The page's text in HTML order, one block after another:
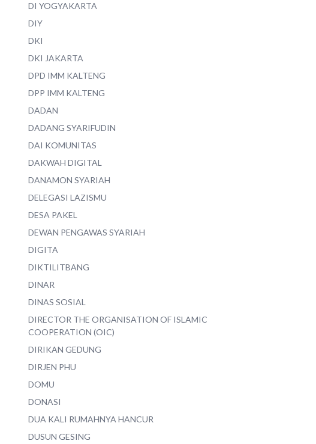
DI YOGYAKARTA
DIY
DKI
DKI JAKARTA
DPD IMM KALTENG
DPP IMM KALTENG
DADAN
DADANG SYARIFUDIN
DAI KOMUNITAS
DAKWAH DIGITAL
DANAMON SYARIAH
DELEGASI LAZISMU
DESA PAKEL
DEWAN PENGAWAS SYARIAH
DIGITA
DIKTILITBANG
DINAR
DINAS SOSIAL
DIRECTOR THE ORGANISATION OF ISLAMIC
COOPERATION (OIC)
DIRIKAN GEDUNG
DIRJEN PHU
DOMU
DONASI
DUA KALI RUMAHNYA HANCUR
DUSUN GESING